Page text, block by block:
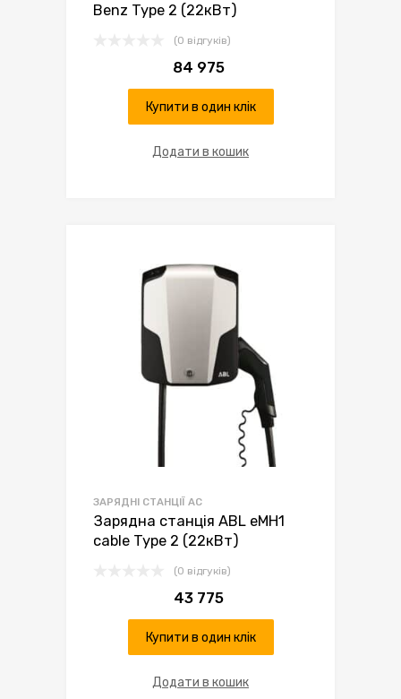
Benz Type 2 (22кВт)
(0 відгуків)
84 975
Купити в один клік
Додати в кошик
ЗАРЯДНІ СТАНЦІЇ AC
Зарядна станція ABL eMH1
cable Type 2 (22кВт)
(0 відгуків)
43 775
Купити в один клік
Додати в кошик